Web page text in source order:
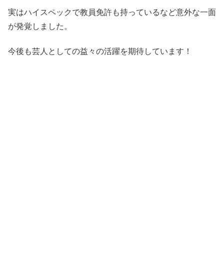
実はハイスペックで教員免許も持っているなど意外な一面
が発覚しました。
今後も芸人としての益々の活躍を期待しています！